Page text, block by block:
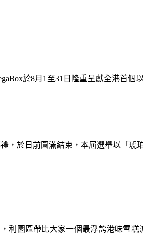
於8月1至31日隆重呈獻全港首
利園區帶比大家一個最浮誇港味雪
，於日前圓滿結束，本屆選舉以「